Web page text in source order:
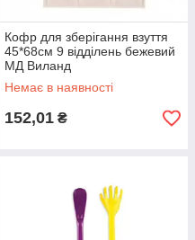
Кофр для зберігання взуття
45*68см 9 відділень бежевий
МД Виланд
Немає в наявності
152,01 ₴